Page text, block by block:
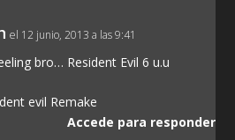
el 12 junio, 2013 a las 9:41
bro… Resident Evil 6 u.u
evil Remake
Accede para responder